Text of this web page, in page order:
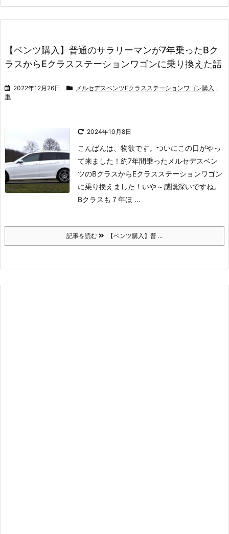
【ベンツ購入】普通のサラリーマンが7年乗ったBク
ラスからEクラスステーションワゴンに乗り換えた話
2022年12月26日 メルセデスベンツEクラスステーションワゴン購入 ,
車
2024年10月8日
こんばんは、物欲です。 ついにこの日がやっ
て来ました！ 約7年間乗ったメルセデスベン
ツのBクラスからEクラスステーションワゴン
に乗り換えました！ いや～感慨深いですね。
Bクラスも７年ほ ...
記事を読む 【ベンツ購入】普 ...